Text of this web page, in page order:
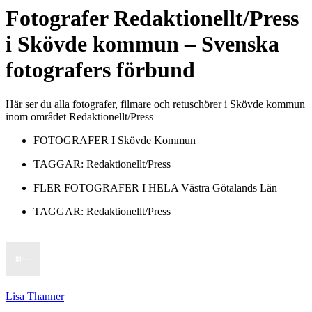
FotograferRedaktionellt/Press
i Skövde kommun– Svenska
fotografers förbund
Här ser du alla fotografer, filmare och retuschörer i Skövde kommun
inom området Redaktionellt/Press
FOTOGRAFER I Skövde Kommun
TAGGAR: Redaktionellt/Press
FLER FOTOGRAFER I HELA Västra Götalands Län
TAGGAR: Redaktionellt/Press
Lisa Thanner